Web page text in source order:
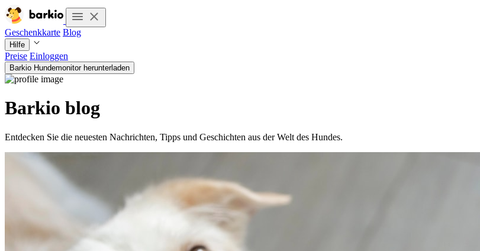
Geschenkkarte Blog
Hilfe
Preise Einloggen
Barkio Hundemonitor herunterladen
Barkio blog
Entdecken Sie die neuesten Nachrichten, Tipps und Geschichten aus der Welt des Hundes.